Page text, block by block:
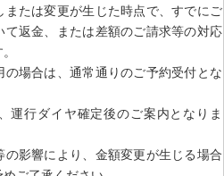
または変更が生じた時点で、すでにご
て返金、または差額のご請求等の対応
の場合は、通常通りのご予約受付とな
運行ダイヤ確定後のご案内となりま
の影響により、金額変更が生じる場合